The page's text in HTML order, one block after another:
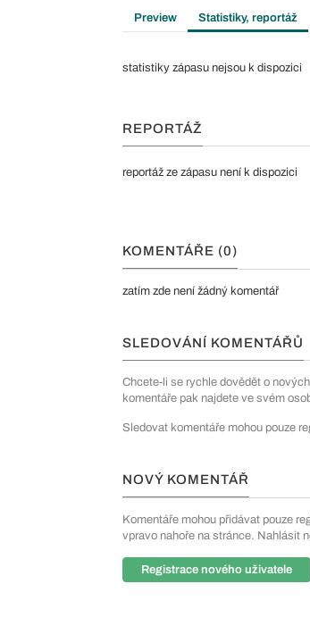
Preview Statistiky, reportáž
statistiky zápasu nejsou k dispozici
REPORTÁŽ
reportáž ze zápasu není k dispozici
KOMENTÁŘE (0)
zatím zde není žádný komentář
SLEDOVÁNÍ KOMENTÁŘŮ
Chcete-li se rychle dovědět o
komentáře pak najdete ve svém
Sledovat komentáře mohou pouze
NOVÝ KOMENTÁŘ
Komentáře mohou přidávat pouze
vpravo nahoře na stránce. Nahlásit
Registrace nového uživatele